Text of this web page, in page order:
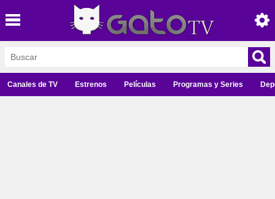
Canales de TV Estrenos Películas Programas y Series